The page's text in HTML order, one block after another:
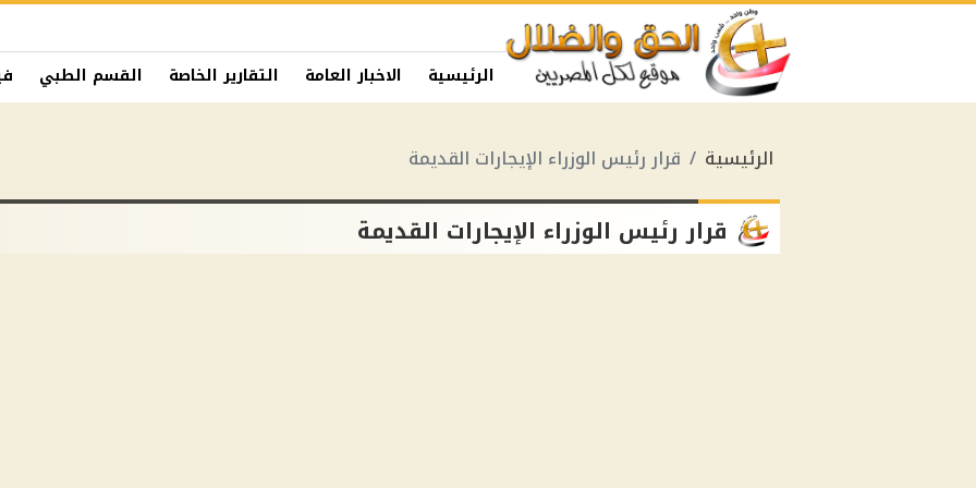
الرئيسية الاخبار العامة التقارير الخاصة القسم الطبي
الرئيسية قرار رئيس الوزراء الإيجارات القديمة
قرار رئيس الوزراء الإيجارات القديمة